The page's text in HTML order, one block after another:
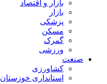
بازار و اقتصاد
بازار
پزشکی
مسکن
گمرک
ورزشی
صنعت
کشاورزی
استانداری خوزستان